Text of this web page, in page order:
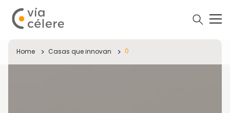
Home Casas que innovan 0